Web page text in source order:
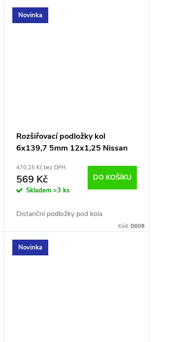
Novinka
Rozšiřovací podložky kol
6x139,7 5mm 12x1,25 Nissan
470,25 Kč bez DPH
569 Kč
Skladem >3 ks
DO KOŠÍKU
Distanční podložky pod kola
Kód: D008
Novinka